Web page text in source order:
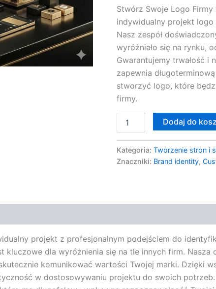
Stwórz Swoje Logo
indywidualny projekt
Nasz zespół
wyróżniało się na rynku,
Gwarantujemy trwałość i
zapewnia
stworzyć logo, które
firmy.
Dodaj do
Kategoria: Tworzenie stron i
Znaczniki: Brand identity,
projekt z profesjonalnym podejściem do
kluczowe dla wyróżnienia się na tle innych firm.
komunikować wartości Twojej marki. Dzięki
w dostosowywaniu projektu do swoich potrzeb.